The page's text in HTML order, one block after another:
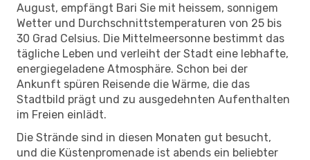
August, empfängt Bari Sie mit heissem, sonnigem
Wetter und Durchschnittstemperaturen von 25 bis
30 Grad Celsius. Die Mittelmeersonne bestimmt das
tägliche Leben und verleiht der Stadt eine lebhafte,
energiegeladene Atmosphäre. Schon bei der
Ankunft spüren Reisende die Wärme, die das
Stadtbild prägt und zu ausgedehnten Aufenthalten
im Freien einlädt.
Die Strände sind in diesen Monaten gut besucht,
und die Küstenpromenade ist abends ein beliebter